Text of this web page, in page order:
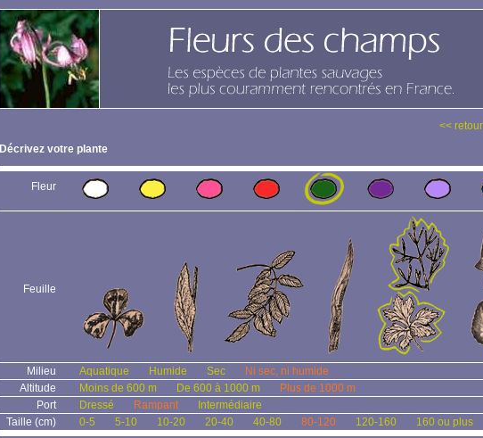
<<
Décrivez votre plante
Fleur
Feuille
Milieu Aquatique Humide Sec
Ni sec, ni humide
Altitude
Moins de 600 m De 600 à 1000 m
Plus de 1000 m
Port
Dressé Rampant
Intermédiaire
Taille (cm)
0-5 5-10 10-20 20-40 40-80 80-120 120-160 160 ou plus